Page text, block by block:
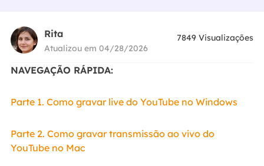
Rita
Atualizou em 04/28/2026
7849 Visualizações
NAVEGAÇÃO RÁPIDA:
Parte 1. Como gravar live do YouTube no Windows
Parte 2. Como gravar transmissão ao vivo do
YouTube no Mac